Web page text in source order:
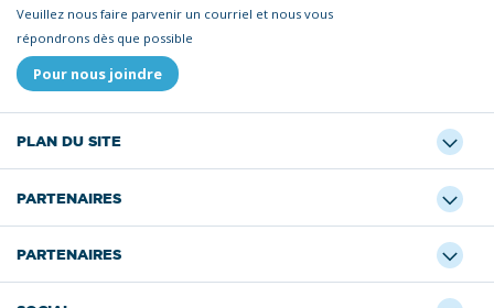
Veuillez nous faire parvenir un courriel et nous vous
répondrons dès que possible
Pour nous joindre
PLAN DU SITE
PARTENAIRES
PARTENAIRES